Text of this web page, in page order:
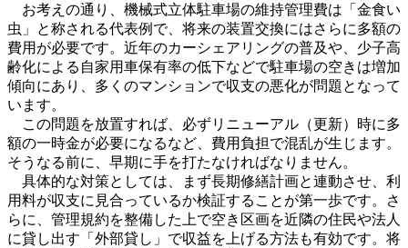
お考えの通り、機械式立体駐車場の維持管理費は「金食い
虫」と称される代表例で、将来の装置交換にはさらに多額の
費用が必要です。近年のカーシェアリングの普及や、少子高
齢化による自家用車保有率の低下などで駐車場の空きは増加
傾向にあり、多くのマンションで収支の悪化が問題となって
います。
この問題を放置すれば、必ずリニューアル（更新）時に多
額の一時金が必要になるなど、費用負担で混乱が生じます。
そうなる前に、早期に手を打たなければなりません。
具体的な対策としては、まず長期修繕計画と連動させ、利
用料が収支に見合っているか検証することが第一歩です。さ
らに、管理規約を整備した上で空き区画を近隣の住民や法人
に貸し出す「外部貸し」で収益を上げる方法も有効です。将